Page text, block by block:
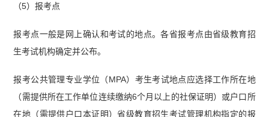
（5）报考点
报考点一般是网上确认和考试的地点。各省报考点由省级教育招
生考试机构确定并公布。
报考公共管理专业学位（MPA）考生考试地点应选择工作所在地
（需提供所在工作单位连续缴纳6个月以上的社保证明）或户口所
在地（需提供户口本证明）省级教育招生考试管理机构指定的报